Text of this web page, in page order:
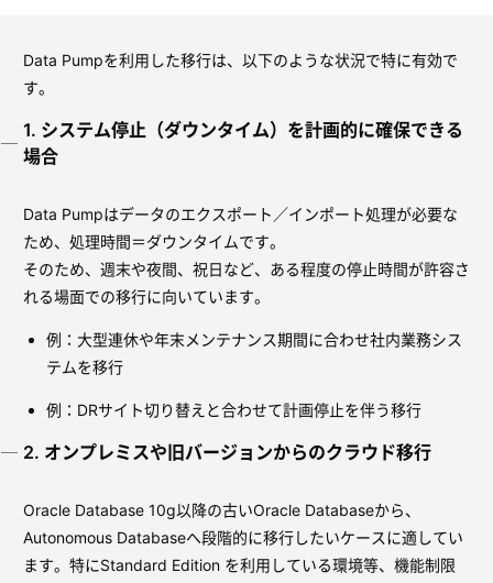
Data Pumpを利用した移行は、以下のような状況で特に有効で
す。
1. システム停止（ダウンタイム）を計画的に確保できる
場合
Data Pumpはデータのエクスポート／インポート処理が必要な
ため、処理時間＝ダウンタイムです。
そのため、週末や夜間、祝日など、ある程度の停止時間が許容さ
れる場面での移行に向いています。
例：大型連休や年末メンテナンス期間に合わせ社内業務シス
テムを移行
例：DRサイト切り替えと合わせて計画停止を伴う移行
2. オンプレミスや旧バージョンからのクラウド移行
Oracle Database 10g以降の古いOracle Databaseから、
Autonomous Databaseへ段階的に移行したいケースに適してい
ます。特にStandard Edition を利用している環境等、機能制限